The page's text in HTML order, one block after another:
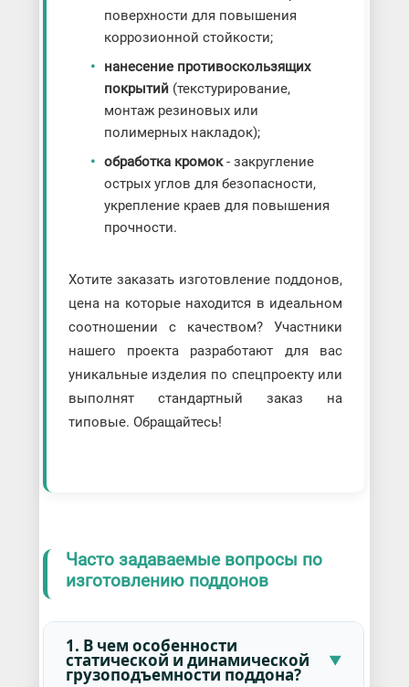
поверхности для повышения
коррозионной стойкости;
нанесение противоскользящих
покрытий(текстурирование,
монтаж резиновых или
полимерных накладок);
обработка кромок- закругление
острых углов для безопасности,
укрепление краев для повышения
прочности.
Хотите заказать изготовление поддонов,
цена на которые находится в идеальном
соотношении с качеством? Участники
нашего проекта разработают для вас
уникальные изделия по спецпроекту или
выполнят стандартный заказ на
типовые. Обращайтесь!
Часто задаваемые вопросы по
изготовлению поддонов
1. В чем особенности
статической и динамической
грузоподъемности поддона?